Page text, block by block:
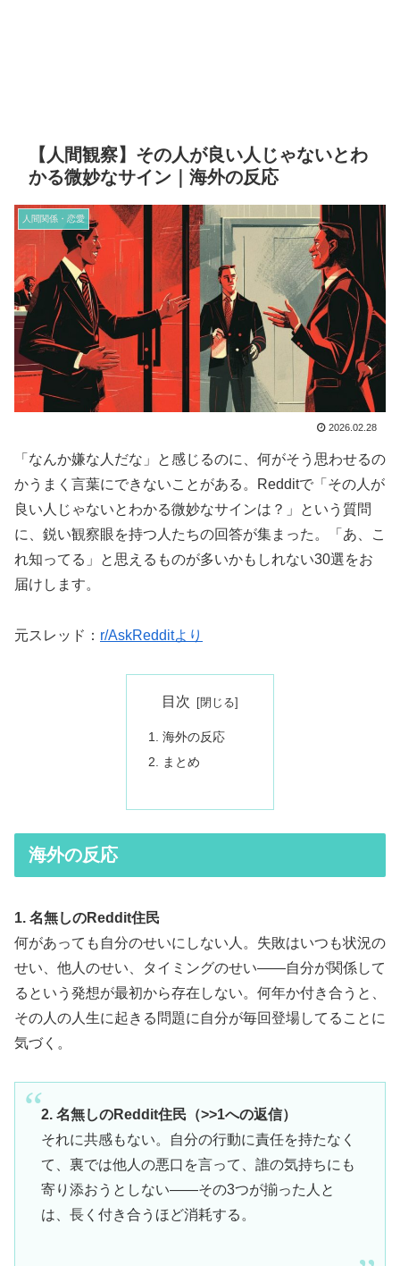
【人間観察】その人が良い人じゃないとわ
かる微妙なサイン｜海外の反応
人間関係・恋愛
2026.02.28
「なんか嫌な人だな」と感じるのに、何がそう思わせるの
かうまく言葉にできないことがある。Redditで「その人が
良い人じゃないとわかる微妙なサインは？」という質問
に、鋭い観察眼を持つ人たちの回答が集まった。「あ、こ
れ知ってる」と思えるものが多いかもしれない30選をお
届けします。
元スレッド： r/AskRedditより
目次
海外の反応
まとめ
海外の反応
1. 名無しのReddit住民
何があっても自分のせいにしない人。失敗はいつも状況の
せい、他人のせい、タイミングのせい——自分が関係して
るという発想が最初から存在しない。何年か付き合うと、
その人の人生に起きる問題に自分が毎回登場してることに
気づく。
2. 名無しのReddit住民（>>1への返信）
それに共感もない。自分の行動に責任を持たなく
て、裏では他人の悪口を言って、誰の気持ちにも
寄り添おうとしない——その3つが揃った人と
は、長く付き合うほど消耗する。